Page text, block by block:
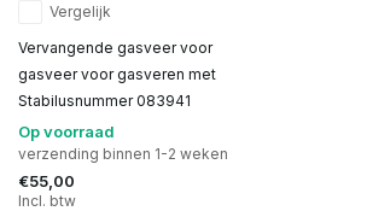
Vergelijk
Vervangende gasveer voor
gasveer voor gasveren met
Stabilusnummer 083941
Op voorraad
verzending binnen 1-2 weken
€55,00
Incl. btw